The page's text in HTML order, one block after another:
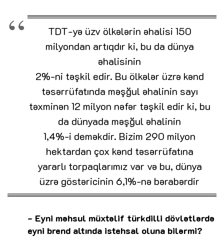
TDT-yə üzv ölkələrin əhalisi 150
milyondan artıqdır ki, bu da dünya
əhalisinin
2%-ni təşkil edir. Bu ölkələr üzrə kənd
təsərrüfatında məşğul əhalinin sayı
təxminən 12 milyon nəfər təşkil edir ki, bu
da dünyada məşğul əhalinin
1,4%-i deməkdir. Bizim 290 milyon
hektardan çox kənd təsərrüfatına
yararlı torpaqlarımız var və bu, dünya
üzrə göstəricinin 6,1%-nə bərabərdir
- Eyni məhsul müxtəlif türkdilli dövlətlərdə
eyni brend altında istehsal oluna bilərmi?